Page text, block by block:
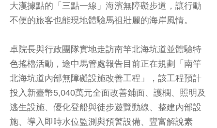
大漢據點的「三點一線」海濱無障礙步道，讓行動
不便的旅客也能現地體驗馬祖壯麗的海岸風情。
卓院長與行政團隊實地走訪南竿北海坑道並體驗特
色搖櫓活動，途中馬管處報告目前正在規劃「南竿
北海坑道內部無障礙設施改善工程」，該工程預計
投入新臺幣5,040萬元全面改善鋪面、護欄、照明及
逃生設施、優化登船與徒步遊覽動線、整建內部設
施、導入即時水位監測與預警設備、豐富解說素